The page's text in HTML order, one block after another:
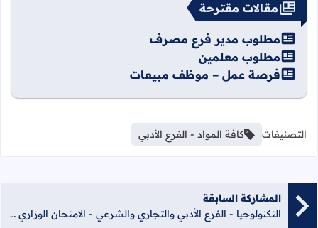
مقالات مقترحة
مطلوب مدير فرع مصرف
مطلوب معلمين
فرصة عمل – موظف مبيعات
التصنيفات كافة المواد - الفرع الأدبي
المشاركة السابقة
التكنولوجيا - الفرع الأدبي والتجاري والشرعي - الامتحان الوزاري لعام 2019 - الدورة الأولى